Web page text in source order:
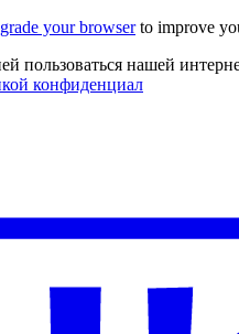
your browserto improve
пользоваться нашей
конфиденциал